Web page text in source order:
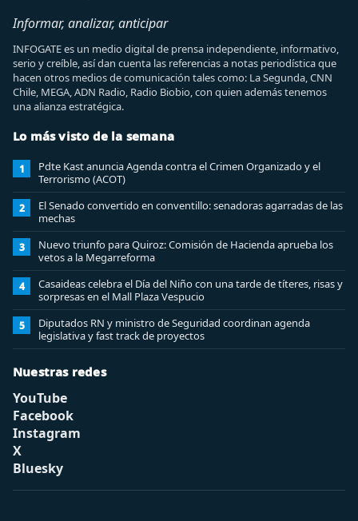
Informar, analizar, anticipar
INFOGATE es un medio digital de prensa independiente, informativo,
serio y creíble, así dan cuenta las referencias a notas periodística que
hacen otros medios de comunicación tales como: La Segunda, CNN
Chile, MEGA, ADN Radio, Radio Biobio, con quien además tenemos
una alianza estratégica.
Lo más visto de la semana
1
Pdte Kast anuncia Agenda contra el Crimen Organizado y el
Terrorismo (ACOT)
2
El Senado convertido en conventillo: senadoras agarradas de las
mechas
3
Nuevo triunfo para Quiroz: Comisión de Hacienda aprueba los
vetos a la Megarreforma
4
Casaideas celebra el Día del Niño con una tarde de títeres, risas y
sorpresas en el Mall Plaza Vespucio
5
Diputados RN y ministro de Seguridad coordinan agenda
legislativa y fast track de proyectos
Nuestras redes
YouTube
Facebook
Instagram
X
Bluesky